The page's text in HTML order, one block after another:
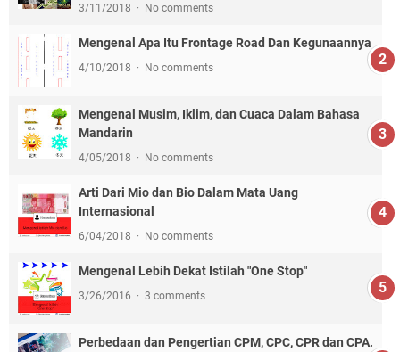
3/11/2018 No comments
Mengenal Apa Itu Frontage Road Dan Kegunaannya
4/10/2018 No comments
Mengenal Musim, Iklim, dan Cuaca Dalam Bahasa
Mandarin
4/05/2018 No comments
Arti Dari Mio dan Bio Dalam Mata Uang
Internasional
6/04/2018 No comments
Mengenal Lebih Dekat Istilah "One Stop"
3/26/2016 3 comments
Perbedaan dan Pengertian CPM, CPC, CPR dan CPA.